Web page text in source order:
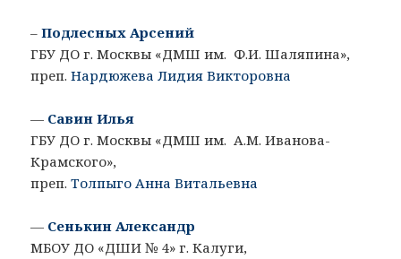
– Подлесных Арсений
ГБУ ДО г. Москвы «ДМШ им. Ф.И. Шаляпина»,
преп.Нардюжева Лидия Викторовна
— Савин Илья
ГБУ ДО г. Москвы «ДМШ им. А.М. Иванова-
Крамского»,
преп.Толпыго Анна Витальевна
— Сенькин Александр
МБОУ ДО «ДШИ № 4» г. Калуги,